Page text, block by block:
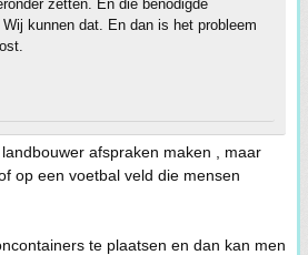
zetten. En die benodigde
kunnen dat. En dan is het probleem
afspraken maken , maar
op een voetbal veld die mensen
te plaatsen en dan kan men